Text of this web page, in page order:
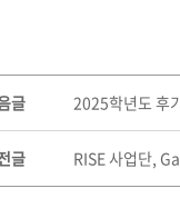
글 2025학년도 후
글 RISE 사업단,